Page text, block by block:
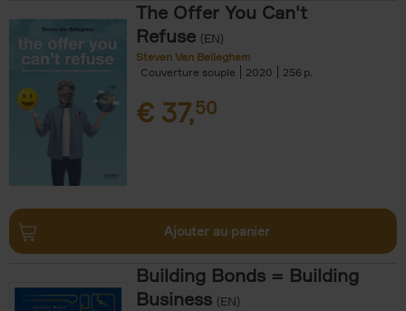
The Offer You Can't
Refuse (EN)
Steven Van Belleghem
Couverture souple
2020 256
€ 37,50
Ajouter au panier
Building Bonds = Building
Business (EN)